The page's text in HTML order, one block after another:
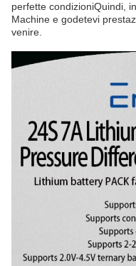
perfette condizioniQuindi,
Machine e godetevi
venire.